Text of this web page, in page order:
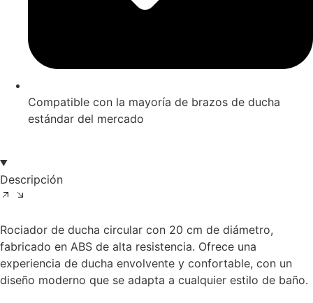
Compatible con la mayoría de brazos de ducha
estándar del mercado
Descripción
Rociador de ducha circular con 20 cm de diámetro,
fabricado en ABS de alta resistencia. Ofrece una
experiencia de ducha envolvente y confortable, con un
diseño moderno que se adapta a cualquier estilo de baño.